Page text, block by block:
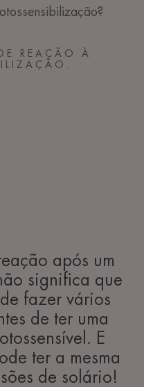
REAÇÃO À
após um
significa que
fazer vários
de ter uma
E
ter a mesma
de solário!